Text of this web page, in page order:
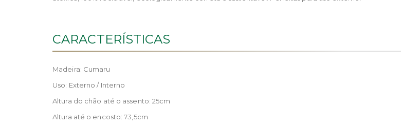
CARACTERÍSTICAS
Madeira: Cumaru
Uso: Externo / Interno
Altura do chão até o assento: 25cm
Altura até o encosto: 73,5cm